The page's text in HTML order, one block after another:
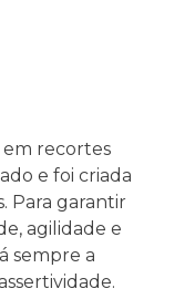
em recortes
e foi criada
Para garantir
agilidade e
sempre a